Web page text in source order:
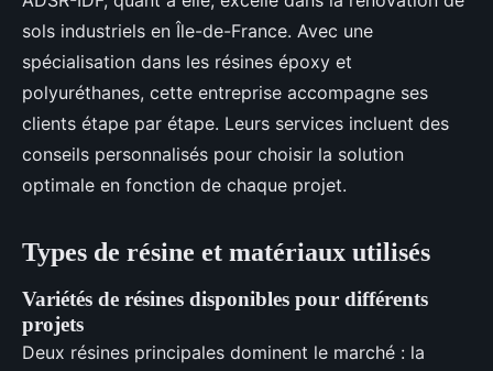
sols industriels en Île-de-France. Avec une
spécialisation dans les résines époxy et
polyuréthanes, cette entreprise accompagne ses
clients étape par étape. Leurs services incluent des
conseils personnalisés pour choisir la solution
optimale en fonction de chaque projet.
Types de résine et matériaux utilisés
Variétés de résines disponibles pour différents
projets
Deux résines principales dominent le marché : la